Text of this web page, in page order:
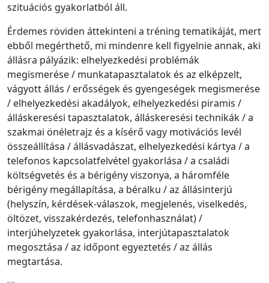
szituációs gyakorlatból áll.
Érdemes röviden áttekinteni a tréning tematikáját, mert
ebből megérthető, mi mindenre kell figyelnie annak, aki
állásra pályázik: elhelyezkedési problémák
megismerése / munkatapasztalatok és az elképzelt,
vágyott állás / erősségek és gyengeségek megismerése
/ elhelyezkedési akadályok, elhelyezkedési piramis /
álláskeresési tapasztalatok, álláskeresési technikák / a
szakmai önéletrajz és a kísérő vagy motivációs levél
összeállítása / állásvadászat, elhelyezkedési kártya / a
telefonos kapcsolatfelvétel gyakorlása / a családi
költségvetés és a bérigény viszonya, a háromféle
bérigény megállapítása, a béralku / az állásinterjú
(helyszín, kérdések-válaszok, megjelenés, viselkedés,
öltözet, visszakérdezés, telefonhasználat) /
interjúhelyzetek gyakorlása, interjútapasztalatok
megosztása / az időpont egyeztetés / az állás
megtartása.